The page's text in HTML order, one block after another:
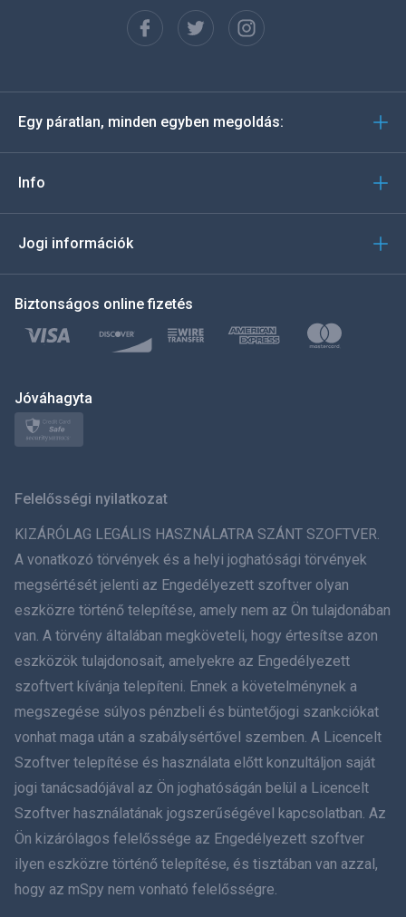
Español
Deutsch
Türkçe
Polski
ภาษาไทย
简体中文
Dansk
हिंदी
עברית
Română
Ελληνικά
Egy páratlan, minden egyben megoldás:
Info
Jogi információk
Biztonságos online fizetés
Jóváhagyta
Felelősségi nyilatkozat
KIZÁRÓLAG LEGÁLIS HASZNÁLATRA SZÁNT SZOFTVER.
A vonatkozó törvények és a helyi joghatósági törvények
megsértését jelenti az Engedélyezett szoftver olyan
eszközre történő telepítése, amely nem az Ön tulajdonában
van. A törvény általában megköveteli, hogy értesítse azon
eszközök tulajdonosait, amelyekre az Engedélyezett
szoftvert kívánja telepíteni. Ennek a követelménynek a
megszegése súlyos pénzbeli és büntetőjogi szankciókat
vonhat maga után a szabálysértővel szemben. A Licencelt
Szoftver telepítése és használata előtt konzultáljon saját
jogi tanácsadójával az Ön joghatóságán belül a Licencelt
Szoftver használatának jogszerűségével kapcsolatban. Az
Ön kizárólagos felelőssége az Engedélyezett szoftver
ilyen eszközre történő telepítése, és tisztában van azzal,
hogy az mSpy nem vonható felelősségre.